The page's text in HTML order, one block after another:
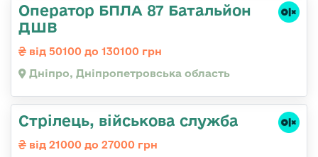
Оператор БПЛА 87 Батальйон
ДШВ
від 50100 до 130100 грн
Дніпро, Дніпропетровська область
Стрілець, військова служба
від 21000 до 27000 грн